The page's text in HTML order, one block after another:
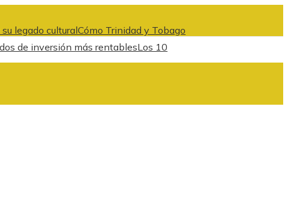
legado culturalCómo Trinidad y Tobago
de inversión más rentablesLos 10